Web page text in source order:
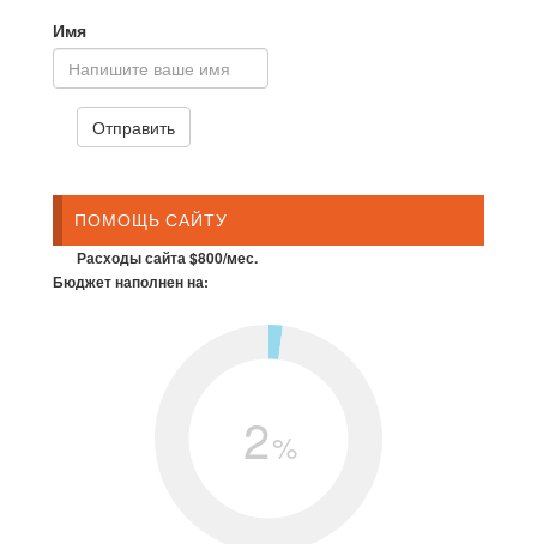
Имя
ПОМОЩЬ САЙТУ
Расходы сайта $800/мес.
Бюджет наполнен на:
2%